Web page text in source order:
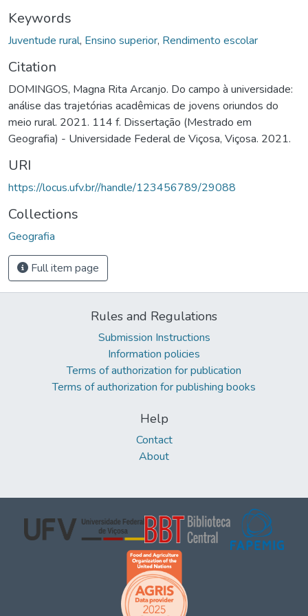
Keywords
Juventude rural, Ensino superior, Rendimento escolar
Citation
DOMINGOS, Magna Rita Arcanjo. Do campo à universidade:
análise das trajetórias acadêmicas de jovens oriundos do
meio rural. 2021. 114 f. Dissertação (Mestrado em
Geografia) - Universidade Federal de Viçosa, Viçosa. 2021.
URI
https://locus.ufv.br//handle/123456789/29088
Collections
Geografia
Full item page
Rules and Regulations
Submission Instructions
Information policies
Terms of authorization for publication
Terms of authorization for publishing books
Help
Contact
About